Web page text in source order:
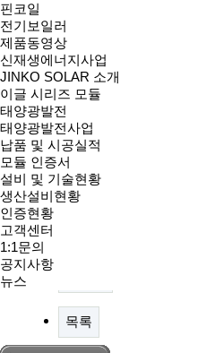
핀코일
전기보일러
제품동영상
신재생에너지사업
JINKO SOLAR 소개
이글 시리즈 모듈
태양광발전
태양광발전사업
납품 및 시공실적
모듈 인증서
설비 및 기술현황
생산설비현황
인증현황
고객센터
1:1문의
공지사항
뉴스
다음글
목록
본문
황동가공품
댓글목록
등록된 댓글이 없습니다.
목록